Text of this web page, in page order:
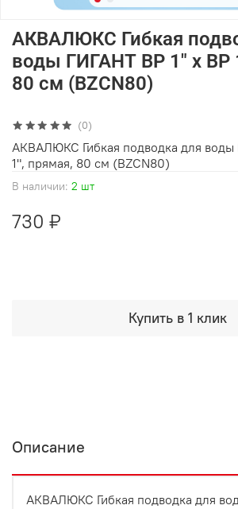
(0)
В наличии: 2 шт
АКВАЛЮКС Гибкая
воды ГИГАНТ ВР 1" х ВР
80 см (BZCN80)
730 ₽
Купить в 1 клик
АКВАЛЮКС Гибкая подводка для воды
1", прямая, 80 см (BZCN80)
Описание
АКВАЛЮКС Гибкая подводка для